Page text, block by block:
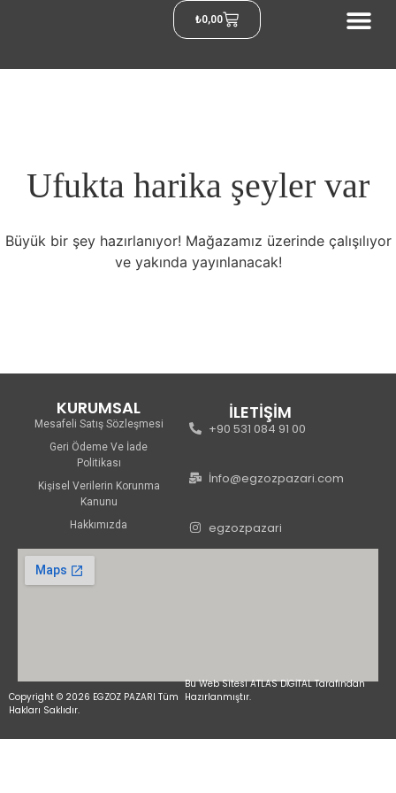
₺0,00
Ufukta harika şeyler var
Büyük bir şey hazırlanıyor! Mağazamız üzerinde çalışılıyor
ve yakında yayınlanacak!
KURUMSAL
Mesafeli Satış Sözleşmesi
Geri Ödeme Ve İade
Politikası
Kişisel Verilerin Korunma
Kanunu
Hakkımızda
İLETİŞİM
+90 531 084 91 00
İnfo@egzozpazari.com
egzozpazari
Copyright © 2026 EGZOZ PAZARI Tüm
Hakları Saklıdır.
Bu Web Sitesi ATLAS DİGİTAL Tarafından
Hazırlanmıştır.